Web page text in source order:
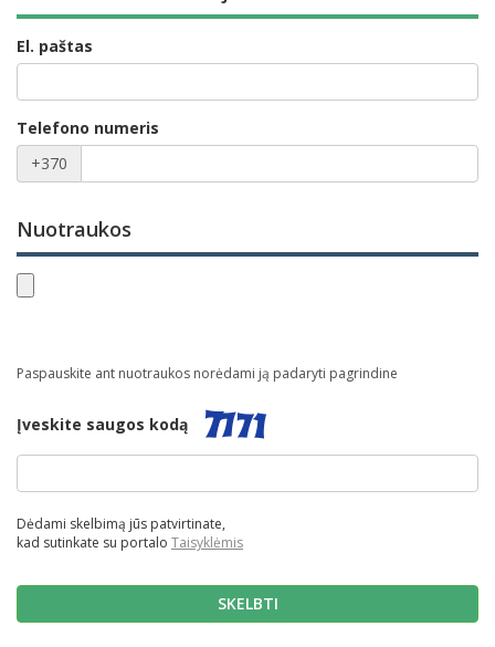
El. paštas
Telefono numeris
+370
Nuotraukos
Paspauskite ant nuotraukos norėdami ją padaryti pagrindine
Įveskite saugos kodą
Dėdami skelbimą jūs patvirtinate,
kad sutinkate su portalo Taisyklėmis